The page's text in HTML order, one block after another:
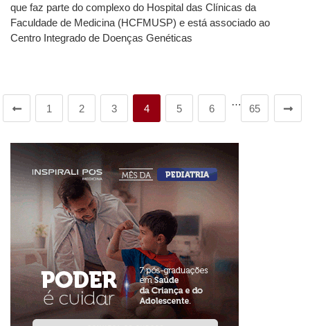
que faz parte do complexo do Hospital das Clínicas da
Faculdade de Medicina (HCFMUSP) e está associado ao
Centro Integrado de Doenças Genéticas
1 2 3 4 5 6
…
65